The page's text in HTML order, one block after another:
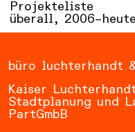
Projekteliste
überall, 2006–heute
büro luchterhandt
Kaiser
Stadtplanung und
PartGmbB